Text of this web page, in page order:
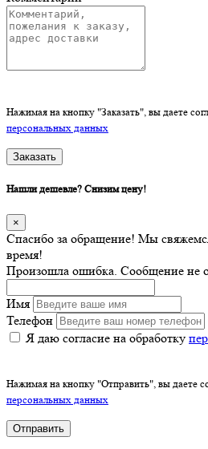
Нажимая на кнопку "Заказать", вы даете
персональных данных
Заказать
Нашли дешевле? Снизим цену!
×
Спасибо за обращение! Мы
время!
Произошла ошибка. Сообщение не
Имя
Телефон
Я даю согласие на обработку
Нажимая на кнопку "Отправить", вы даете
персональных данных
Отправить